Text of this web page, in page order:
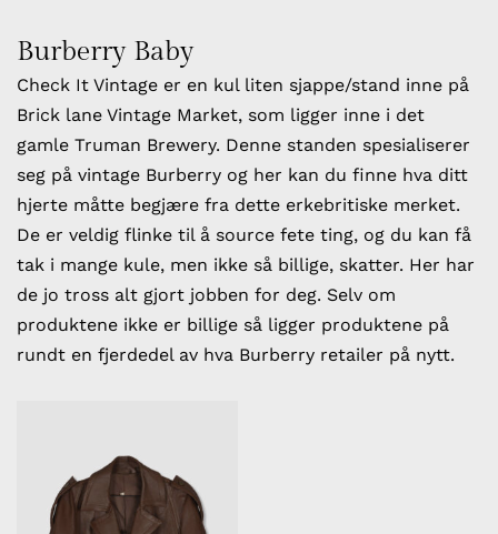
Burberry Baby
Check It Vintage er en kul liten sjappe/stand inne på
Brick lane Vintage Market, som ligger inne i det
gamle Truman Brewery. Denne standen spesialiserer
seg på vintage Burberry og her kan du finne hva ditt
hjerte måtte begjære fra dette erkebritiske merket.
De er veldig flinke til å source fete ting, og du kan få
tak i mange kule, men ikke så billige, skatter. Her har
de jo tross alt gjort jobben for deg. Selv om
produktene ikke er billige så ligger produktene på
rundt en fjerdedel av hva Burberry retailer på nytt.